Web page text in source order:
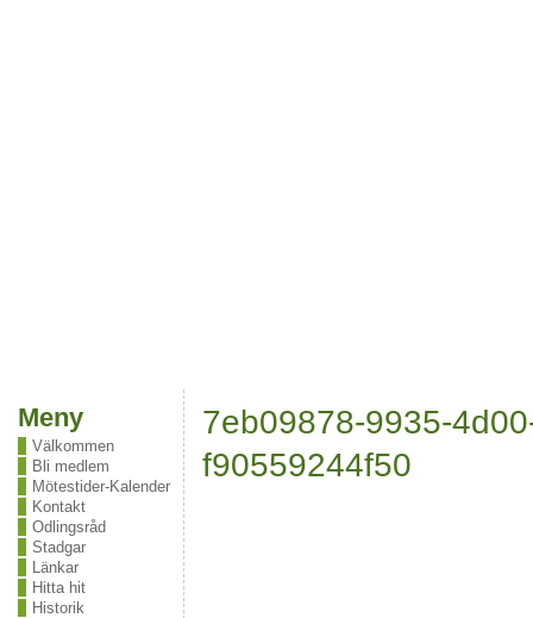
Meny
Välkommen
Bli medlem
Mötestider-Kalender
Kontakt
Odlingsråd
Stadgar
Länkar
Hitta hit
Historik
7eb09878-9935-
f90559244f50